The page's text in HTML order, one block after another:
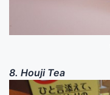
8. Houji Tea